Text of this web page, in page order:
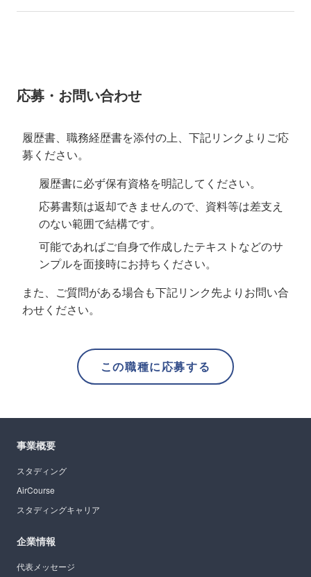
応募・お問い合わせ
履歴書、職務経歴書を添付の上、下記リンクよりご応
募ください。
履歴書に必ず保有資格を明記してください。
応募書類は返却できませんので、資料等は差支え
のない範囲で結構です。
可能であればご自身で作成したテキストなどのサ
ンプルを面接時にお持ちください。
また、ご質問がある場合も下記リンク先よりお問い合
わせください。
この職種に応募する
事業概要
スタディング
AirCourse
スタディングキャリア
企業情報
代表メッセージ